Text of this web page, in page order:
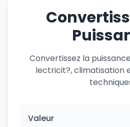
Convertissez la
lectricit?, climatisation
Valeur